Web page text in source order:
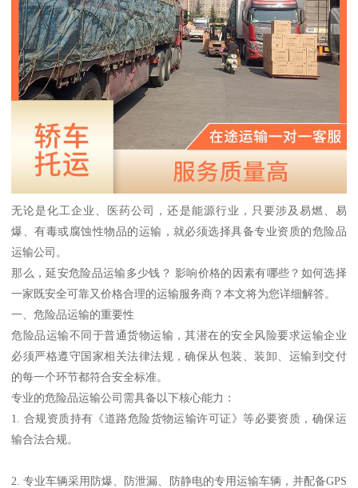
无论是化工企业、医药公司，还是能源行业，只要涉及易燃、易
爆、有毒或腐蚀性物品的运输，就必须选择具备专业资质的危险品
运输公司。
那么，延安危险品运输多少钱？ 影响价格的因素有哪些？如何选择
一家既安全可靠又价格合理的运输服务商？本文将为您详细解答。
一、危险品运输的重要性
危险品运输不同于普通货物运输，其潜在的安全风险要求运输企业
必须严格遵守国家相关法律法规，确保从包装、装卸、运输到交付
的每一个环节都符合安全标准。
专业的危险品运输公司需具备以下核心能力：
1. 合规资质持有《道路危险货物运输许可证》等必要资质，确保运
输合法合规。
2. 专业车辆采用防爆、防泄漏、防静电的专用运输车辆，并配备GPS